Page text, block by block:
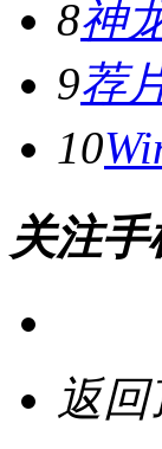
8神
9荐
10
关注
返